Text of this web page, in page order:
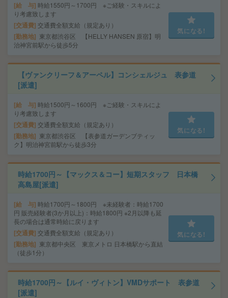
給 与 時給1550円～1700円 ※ご経験・スキルによ
り考慮致します
交通費 交通費全額支給（規定あり）
勤務地
東京都渋谷区 【HELLY HANSEN 原宿】明
治神宮前駅から徒歩5分
気になる!
【ヴァンクリーフ＆アーペル】コンシェルジュ 表参道
[派遣]
給 与 時給1500円～1600円 ※ご経験・スキルによ
り考慮致します
交通費 交通費全額支給（規定あり）
勤務地
東京都渋谷区 【表参道ガーデンブティッ
ク】明治神宮前駅から徒歩3分
気になる!
時給1700円～【マックス＆コー】短期スタッフ 日本橋
高島屋[派遣]
給 与 時給1700円～1800円 ※未経験者：時給1700
円 販売経験者(3か月以上)：時給1800円 ※2月以降も延
長の場合は通常時給に戻ります
交通費 交通費全額支給（規定あり）
勤務地
東京都中央区 東京メトロ 日本橋駅から直結
（徒歩1分）
気になる!
時給1700円～【ルイ・ヴィトン】VMDサポート 表参道
[派遣]